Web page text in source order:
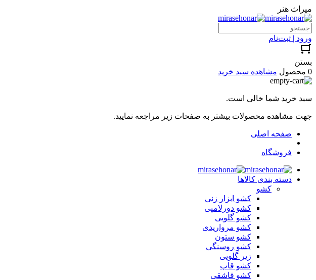
میراث هنر
ورود | ثبت‌نام
بستن
0 محصول
مشاهده سبد خرید
سبد خرید شما خالی است.
جهت مشاهده محصولات بیشتر به صفحات زیر مراجعه نمایید.
صفحه اصلی
فروشگاه
دسته بندی کالاها
کشو
کشو ابزار زنی
کشو دورلامپی
کشو گلویی
کشو مرواریدی
کشو ستون
کشو روسنگی
زیر گلویی
کشو قاب
کشو قاشقی